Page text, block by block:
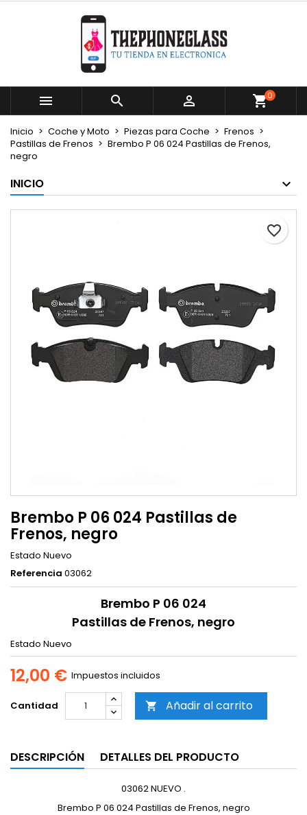
   0
Inicio Coche y Moto Piezas para Coche
Frenos
Pastillas de Frenos
Brembo P 06 024 Pastillas de Frenos,
negro
INICIO
Brembo P 06 024 Pastillas de
Frenos, negro
Estado Nuevo
Referencia 03062
Brembo P 06 024
Pastillas de Frenos, negro
Estado Nuevo
12,00 € Impuestos incluidos
Cantidad  Añadir al carrito
favorite_border
DESCRIPCIÓN DETALLES DEL PRODUCTO
03062 NUEVO .
Brembo P 06 024 Pastillas de Frenos, negro
Mi lista de deseos
Crear nueva lista
Crear lista de deseos
Nombre de la lista de deseos
Cancelar Crear lista de deseos
Iniciar sesión
Debe iniciar sesión para guardar productos en su
lista de deseos.
Cancelar Iniciar sesión